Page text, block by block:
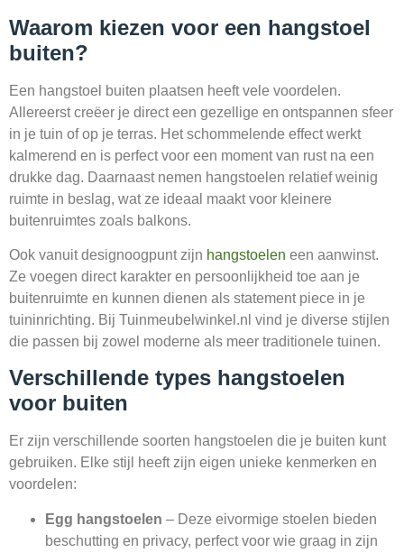
Waarom kiezen voor een hangstoel
buiten?
Een hangstoel buiten plaatsen heeft vele voordelen.
Allereerst creëer je direct een gezellige en ontspannen sfeer
in je tuin of op je terras. Het schommelende effect werkt
kalmerend en is perfect voor een moment van rust na een
drukke dag. Daarnaast nemen hangstoelen relatief weinig
ruimte in beslag, wat ze ideaal maakt voor kleinere
buitenruimtes zoals balkons.
Ook vanuit designoogpunt zijn hangstoelen een aanwinst.
Ze voegen direct karakter en persoonlijkheid toe aan je
buitenruimte en kunnen dienen als statement piece in je
tuininrichting. Bij Tuinmeubelwinkel.nl vind je diverse stijlen
die passen bij zowel moderne als meer traditionele tuinen.
Verschillende types hangstoelen
voor buiten
Er zijn verschillende soorten hangstoelen die je buiten kunt
gebruiken. Elke stijl heeft zijn eigen unieke kenmerken en
voordelen:
Egg hangstoelen – Deze eivormige stoelen bieden
beschutting en privacy, perfect voor wie graag in zijn